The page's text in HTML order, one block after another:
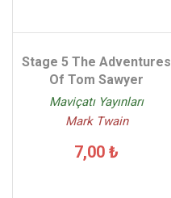
Stage 5 The Adventures
Of Tom Sawyer
Maviçatı Yayınları
Mark Twain
7,00 ₺